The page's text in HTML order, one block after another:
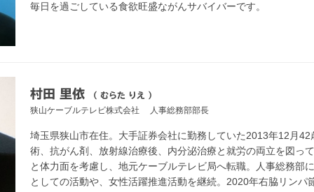
毎日を過ごしている食欲旺盛ながんサバイバーです。
村田 里依 （ むらた りえ ）
狭山ケーブルテレビ株式会社 人事総務部部長
埼玉県狭山市在住。大手証券会社に勤務していた2013年12月
術、抗がん剤、放射線治療後、内分泌治療と就労の両立を図っ
と体力面を考慮し、地元ケーブルテレビ局へ転職。人事総務部
としての活動や、女性活躍推進活動を継続。2020年右脇リンパ